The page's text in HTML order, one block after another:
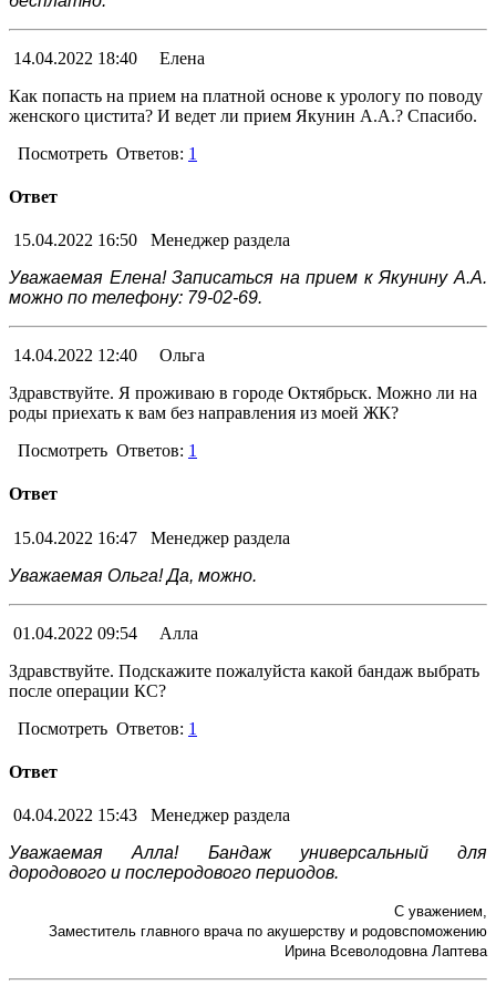
14.04.2022 18:40
Елена
Как попасть на прием на платной основе к урологу по поводу
женского цистита? И ведет ли прием Якунин А.А.? Спасибо.
Посмотреть Ответов: 1
Ответ
15.04.2022 16:50
Менеджер раздела
Уважаемая Елена! Записаться на прием к Якунину А.А.
можно по телефону: 79-02-69.
14.04.2022 12:40
Ольга
Здравствуйте. Я проживаю в городе Октябрьск. Можно ли на
роды приехать к вам без направления из моей ЖК?
Посмотреть Ответов: 1
Ответ
15.04.2022 16:47
Менеджер раздела
Уважаемая Ольга! Да, можно.
01.04.2022 09:54
Алла
Здравствуйте. Подскажите пожалуйста какой бандаж выбрать
после операции КС?
Посмотреть Ответов: 1
Ответ
04.04.2022 15:43
Менеджер раздела
Уважаемая Алла! Бандаж универсальный для
дородового и послеродового периодов.
С уважением,
Заместитель главного врача по акушерству и родовспоможению
Ирина Всеволодовна Лаптева